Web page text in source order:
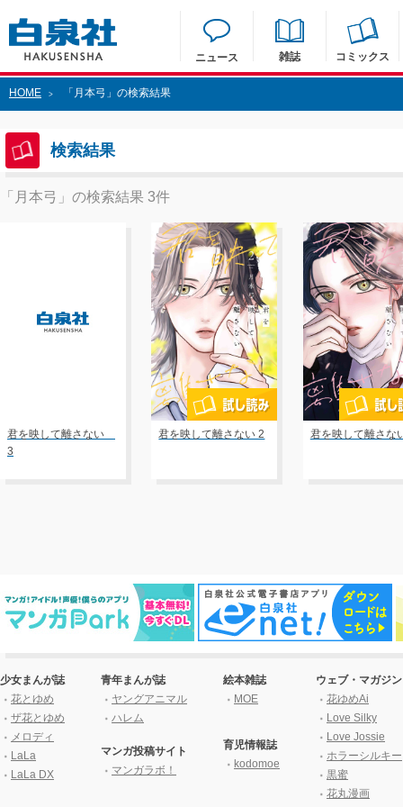
ニュース 雑誌 コミックス
HOME > 「月本弓」の検索結果
検索結果
「月本弓」の検索結果 3件
君を映して離さない
3
君を映して離さない 2 君を映して離さな
少女まんが誌
花とゆめ
ザ花とゆめ
メロディ
LaLa
LaLa DX
青年まんが誌
ヤングアニマル
ハレム
マンガ投稿サイト
マンガラボ！
絵本雑誌
MOE
育児情報誌
kodomoe
ウェブ・マガジン
花ゆめAi
Love Silky
Love Jossie
ホラーシルキー
黒蜜
花丸漫画